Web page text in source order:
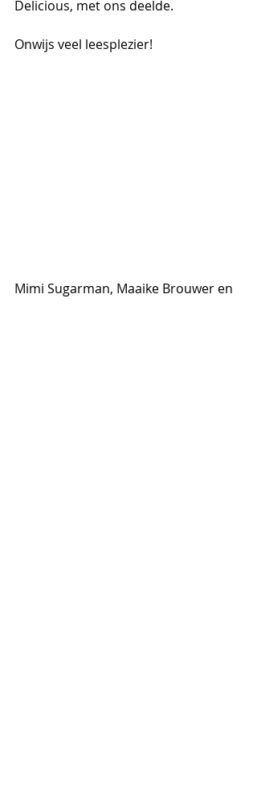
Delicious, met ons deelde.
Onwijs veel leesplezier!
Mimi Sugarman, Maaike Brouwer en